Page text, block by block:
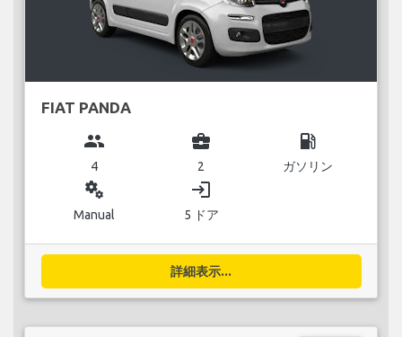
FIAT PANDA
group
4
business_center
2
local_gas_station
ガソリン
miscellaneous_services
Manual
login
5 ドア
詳細表示...